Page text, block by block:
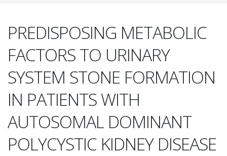
PREDISPOSING METABOLIC
FACTORS TO URINARY
SYSTEM STONE FORMATION
IN PATIENTS WITH
AUTOSOMAL DOMINANT
POLYCYSTIC KIDNEY DISEASE